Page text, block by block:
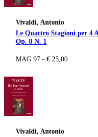
Vivaldi, Antonio
Le Quattro Stagioni per 4
Op. 8 N. 1
MAG 97 - € 25,00
Vivaldi, Antonio